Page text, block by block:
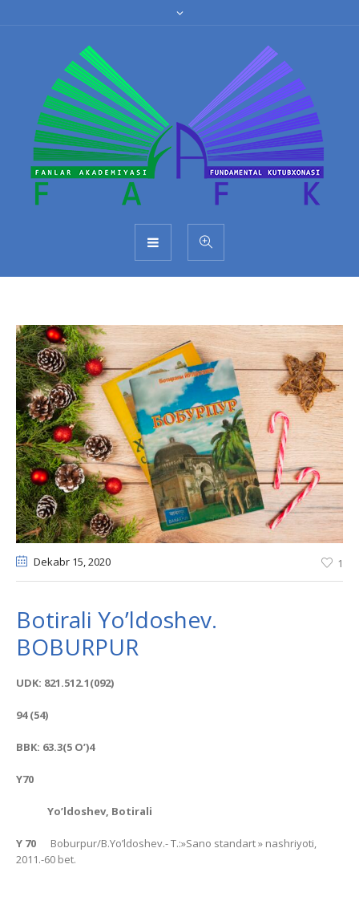
Dekabr 15, 2020 1
Botirali Yo’ldoshev.
BOBURPUR
UDK: 821.512.1(092)
94 (54)
BBK: 63.3(5 O’)4
Y70
Yo’ldoshev, Botirali
Y 70 Boburpur/B.Yo’ldoshev.- T.:»Sano standart » nashriyoti,
2011.-60 bet.